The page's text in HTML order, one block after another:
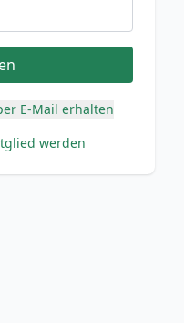
E-Mail erhalten
werden